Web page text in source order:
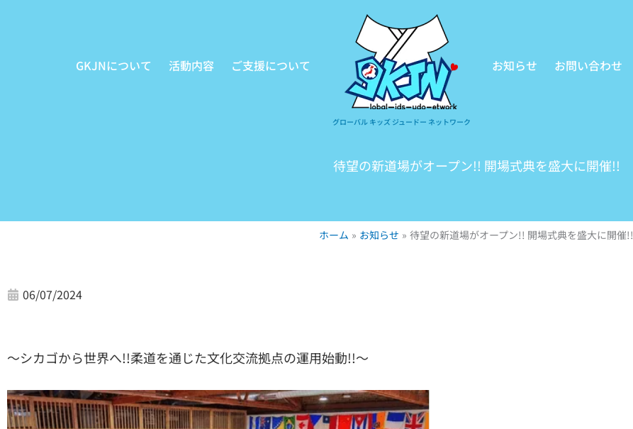
GKJNについて 活動内容 ご支援について
グローバル キッズ ジュードー ネットワーク
お知らせ お問い合わせ
待望の新道場がオープン!! 開場式典を盛大に開催!!
ホーム お知らせ 待望の新道場がオープン!! 開場式典を盛大に開催!!
06/07/2024
〜シカゴから世界へ!!柔道を通じた文化交流拠点の運用始動!!〜